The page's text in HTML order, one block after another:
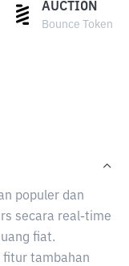
AUCTION
Bounce Token
populer dan
secara real-time
fiat.
fitur tambahan